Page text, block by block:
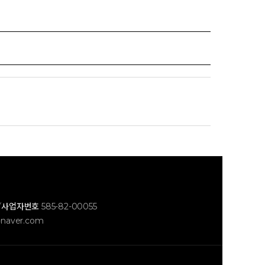
사업자번호 585-82-00055